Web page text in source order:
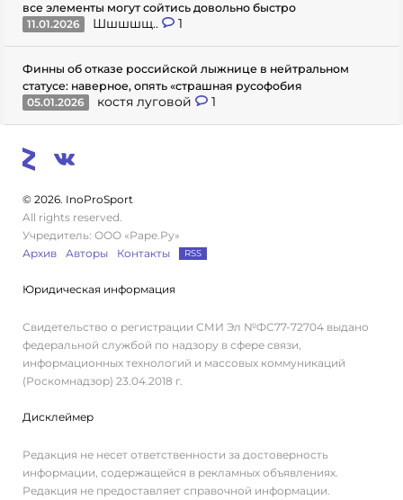
все элементы могут сойтись довольно быстро
11.01.2026
Шшшшщ.. 1
Финны об отказе российской лыжнице в нейтральном
статусе: наверное, опять «страшная русофобия
05.01.2026
костя луговой 1
© 2026. InoProSport
All rights reserved.
Учредитель: ООО «Раре.Ру»
Архив
Авторы Контакты RSS
Юридическая информация
Свидетельство о регистрации СМИ Эл №ФС77-72704 выдано
федеральной службой по надзору в сфере связи,
информационных технологий и массовых коммуникаций
(Роскомнадзор) 23.04.2018 г.
Дисклеймер
Редакция не несет ответственности за достоверность
информации, содержащейся в рекламных объявлениях.
Редакция не предоставляет справочной информации.